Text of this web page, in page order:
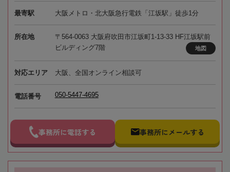
最寄駅 大阪メトロ・北大阪急行電鉄「江坂駅」徒歩1分
所在地
〒564-0063 大阪府吹田市江坂町1-13-33 HF江坂駅前
ビルディング7階
地図
対応エリア 大阪、全国オンライン相談可
電話番号 050-5447-4695
事務所に電話する 事務所にメールする